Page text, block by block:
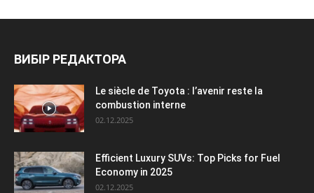
ВИБІР РЕДАКТОРА
Le siècle de Toyota : l’avenir reste la
combustion interne
02.12.2025
Efficient Luxury SUVs: Top Picks for Fuel
Economy in 2025
02.12.2025